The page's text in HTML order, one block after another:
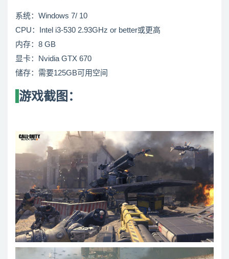
系统：Windows 7/ 10
CPU：Intel i3-530 2.93GHz or better或更高
内存：8 GB
显卡：Nvidia GTX 670
储存：需要125GB可用空间
游戏截图：